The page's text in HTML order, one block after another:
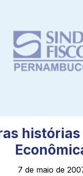
histórias
7 de maio de